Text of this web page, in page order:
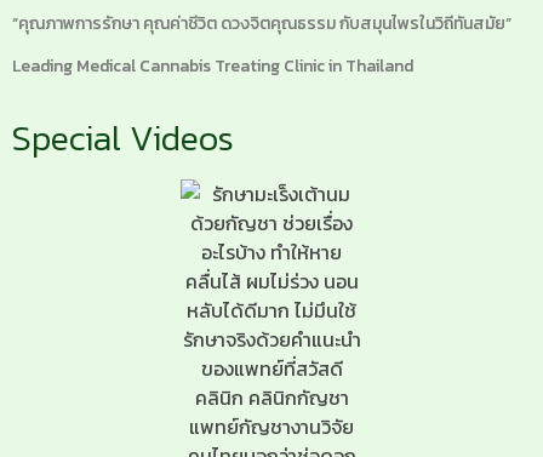
“คุณภาพการรักษา คุณค่าชีวิต ดวงจิตคุณธรรม กับสมุนไพรในวิถีทันสมัย”
Leading Medical Cannabis Treating Clinic in Thailand
Special Videos